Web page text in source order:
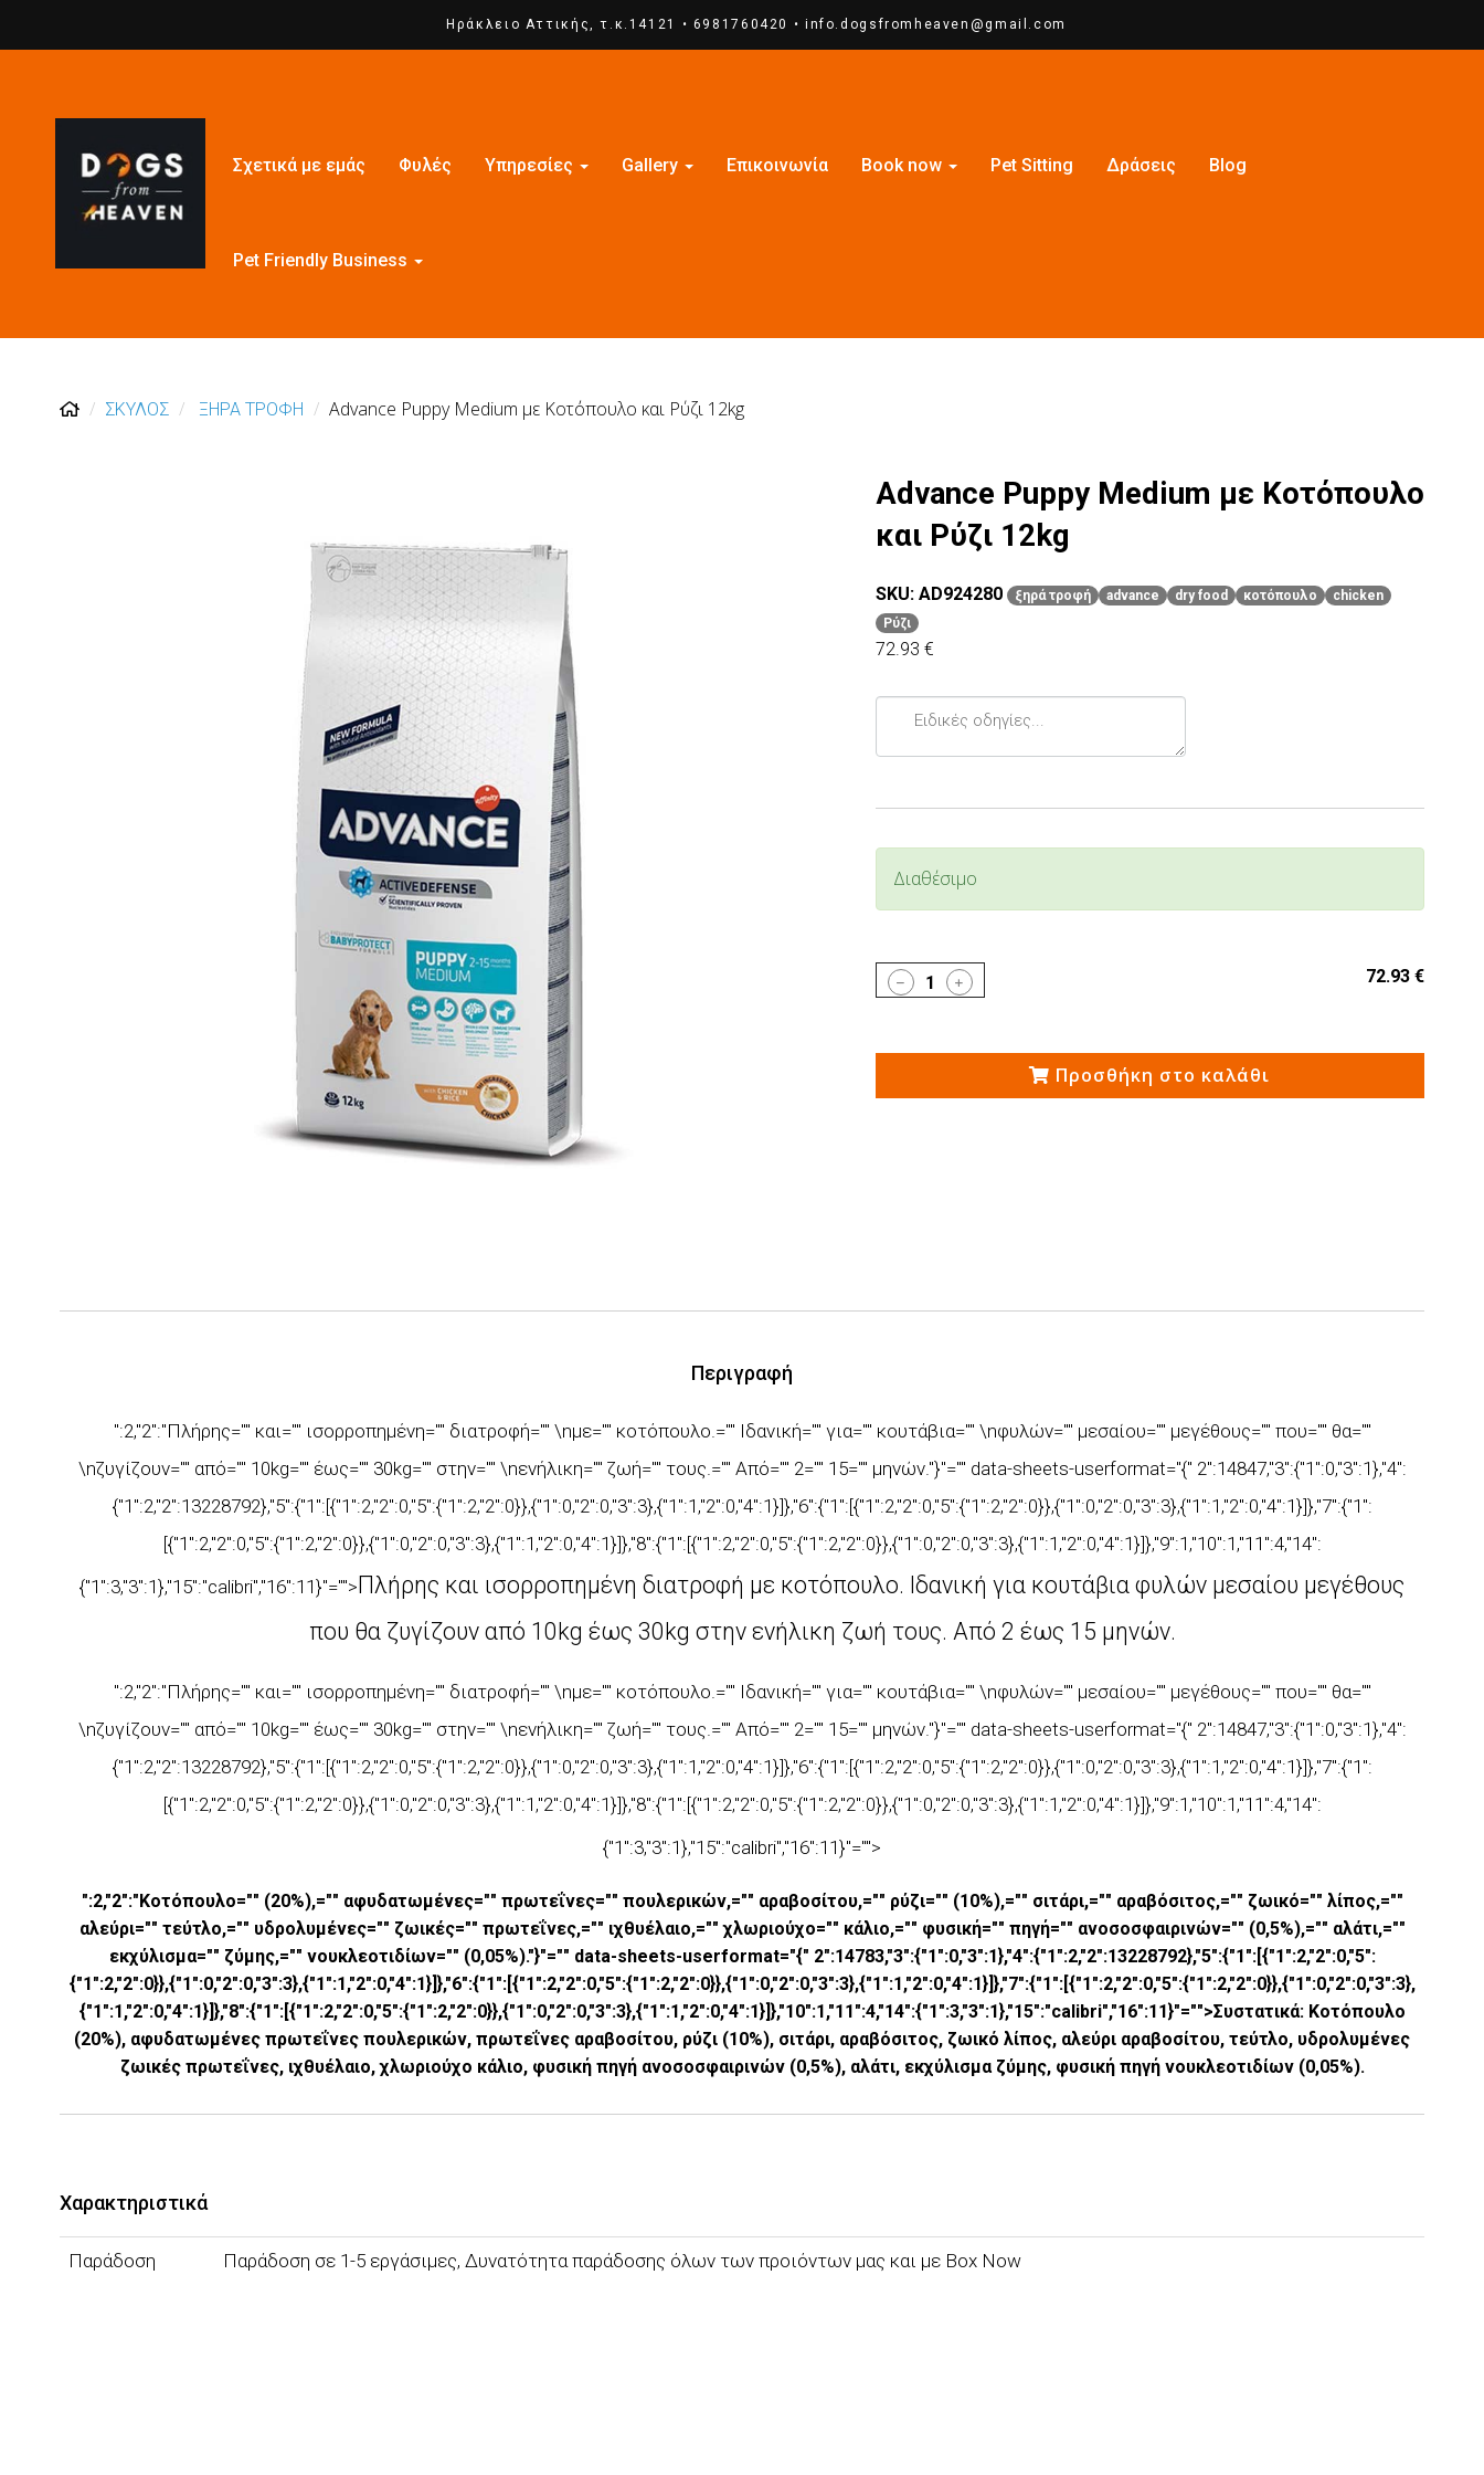
Ηράκλειο Αττικής, τ.κ.14121 • 6981760420 • info.dogsfromheaven@gmail.com
Σχετικά με εμάς Φυλές Υπηρεσίες Gallery Επικοινωνία Book now Pet Sitting Δράσεις Blog
Pet Friendly Business
ΣΚΥΛΟΣ ΞΗΡΑ ΤΡΟΦΗ Advance Puppy Medium με Κοτόπουλο και Ρύζι 12kg
Advance Puppy Medium με Κοτόπουλο
και Ρύζι 12kg
SKU: AD924280 ξηρά τροφή advance dry food κοτόπουλο
chicken
Ρύζι
72.93 €
Ειδικές
οδηγίες...
Διαθέσιμο
1 72.93 €
Προσθήκη στο καλάθι
Περιγραφή
":2,"2":"Πλήρης="" και="" ισορροπημένη="" διατροφή="" \nμε="" κοτόπουλο.="" Ιδανική="" για="" κουτάβια="" \nφυλών="" μεσαίου="" μεγέθους="" που="" θα=""
\nζυγίζουν="" από="" 10kg="" έως="" 30kg="" στην="" \nενήλικη="" ζωή="" τους.="" Από="" 2="" 15="" μηνών."}"="" data-sheets-userformat="{" 2":14847,"3":{"1":0,"3":1},"4":
{"1":2,"2":13228792},"5":{"1":[{"1":2,"2":0,"5":{"1":2,"2":0}},{"1":0,"2":0,"3":3},{"1":1,"2":0,"4":1}]},"6":{"1":[{"1":2,"2":0,"5":{"1":2,"2":0}},{"1":0,"2":0,"3":3},{"1":1,"2":0,"4":1}]},"7":{"1":
[{"1":2,"2":0,"5":{"1":2,"2":0}},{"1":0,"2":0,"3":3},{"1":1,"2":0,"4":1}]},"8":{"1":[{"1":2,"2":0,"5":{"1":2,"2":0}},{"1":0,"2":0,"3":3},{"1":1,"2":0,"4":1}]},"9":1,"10":1,"11":4,"14":
{"1":3,"3":1},"15":"calibri","16":11}"="">Πλήρης και ισορροπημένη διατροφή με κοτόπουλο. Ιδανική για κουτάβια φυλών μεσαίου μεγέθους
που θα ζυγίζουν από 10kg έως 30kg στην ενήλικη ζωή τους. Από 2 έως 15 μηνών.
":2,"2":"Πλήρης="" και="" ισορροπημένη="" διατροφή="" \nμε="" κοτόπουλο.="" Ιδανική="" για="" κουτάβια="" \nφυλών="" μεσαίου="" μεγέθους="" που="" θα=""
\nζυγίζουν="" από="" 10kg="" έως="" 30kg="" στην="" \nενήλικη="" ζωή="" τους.="" Από="" 2="" 15="" μηνών."}"="" data-sheets-userformat="{" 2":14847,"3":{"1":0,"3":1},"4":
{"1":2,"2":13228792},"5":{"1":[{"1":2,"2":0,"5":{"1":2,"2":0}},{"1":0,"2":0,"3":3},{"1":1,"2":0,"4":1}]},"6":{"1":[{"1":2,"2":0,"5":{"1":2,"2":0}},{"1":0,"2":0,"3":3},{"1":1,"2":0,"4":1}]},"7":{"1":
[{"1":2,"2":0,"5":{"1":2,"2":0}},{"1":0,"2":0,"3":3},{"1":1,"2":0,"4":1}]},"8":{"1":[{"1":2,"2":0,"5":{"1":2,"2":0}},{"1":0,"2":0,"3":3},{"1":1,"2":0,"4":1}]},"9":1,"10":1,"11":4,"14":
{"1":3,"3":1},"15":"calibri","16":11}"="">
":2,"2":"Κοτόπουλο="" (20%),="" αφυδατωμένες="" πρωτεΐνες="" πουλερικών,="" αραβοσίτου,="" ρύζι="" (10%),="" σιτάρι,="" αραβόσιτος,="" ζωικό="" λίπος,=""
αλεύρι="" τεύτλο,="" υδρολυμένες="" ζωικές="" πρωτεΐνες,="" ιχθυέλαιο,="" χλωριούχο="" κάλιο,="" φυσική="" πηγή="" ανοσοσφαιρινών="" (0,5%),="" αλάτι,=""
εκχύλισμα="" ζύμης,="" νουκλεοτιδίων="" (0,05%)."}"="" data-sheets-userformat="{" 2":14783,"3":{"1":0,"3":1},"4":{"1":2,"2":13228792},"5":{"1":[{"1":2,"2":0,"5":
{"1":2,"2":0}},{"1":0,"2":0,"3":3},{"1":1,"2":0,"4":1}]},"6":{"1":[{"1":2,"2":0,"5":{"1":2,"2":0}},{"1":0,"2":0,"3":3},{"1":1,"2":0,"4":1}]},"7":{"1":[{"1":2,"2":0,"5":{"1":2,"2":0}},{"1":0,"2":0,"3":3},
{"1":1,"2":0,"4":1}]},"8":{"1":[{"1":2,"2":0,"5":{"1":2,"2":0}},{"1":0,"2":0,"3":3},{"1":1,"2":0,"4":1}]},"10":1,"11":4,"14":{"1":3,"3":1},"15":"calibri","16":11}"="">Συστατικά: Κοτόπουλο
(20%), αφυδατωμένες πρωτεΐνες πουλερικών, πρωτεΐνες αραβοσίτου, ρύζι (10%), σιτάρι, αραβόσιτος, ζωικό λίπος, αλεύρι αραβοσίτου, τεύτλο, υδρολυμένες
ζωικές πρωτεΐνες, ιχθυέλαιο, χλωριούχο κάλιο, φυσική πηγή ανοσοσφαιρινών (0,5%), αλάτι, εκχύλισμα ζύμης, φυσική πηγή νουκλεοτιδίων (0,05%).
Χαρακτηριστικά
Παράδοση Παράδοση σε 1-5 εργάσιμες, Δυνατότητα παράδοσης όλων των προιόντων μας και με Box Now